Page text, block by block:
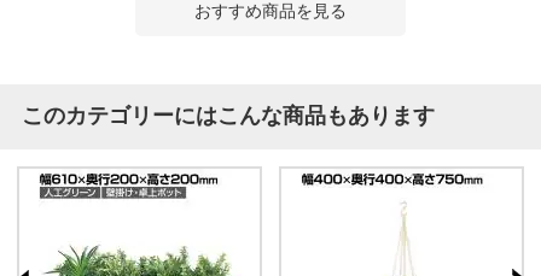
おすすめ商品を見る
このカテゴリーにはこんな商品もあります